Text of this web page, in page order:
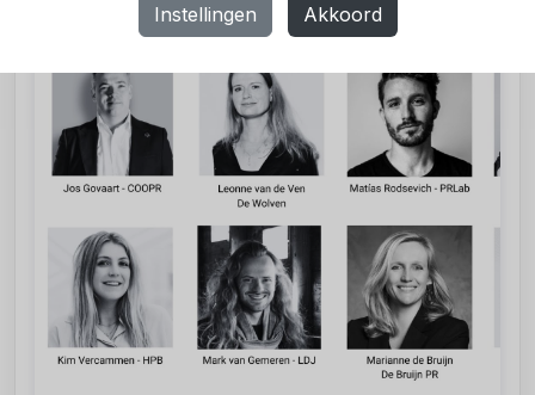
Instellingen Akkoord